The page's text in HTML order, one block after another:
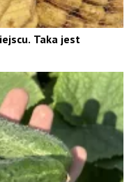
Taka jest